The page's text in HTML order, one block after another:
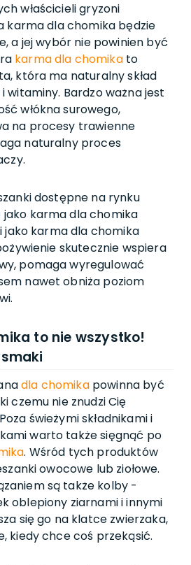
właścicieli gryzoni
karma dla chomika będzie
a jej wybór nie powinien być
karma dla chomikato
która ma naturalny skład
witaminy. Bardzo ważna jest
włókna surowego,
na procesy trawienne
naturalny proces
dostępne na rynku
karma dla chomika
jako karma dla chomika
skutecznie wspiera
pomaga wyregulować
nawet obniża poziom
to nie wszystko!
dla chomikapowinna być
czemu nie znudzi Cię
świeżymi składnikami i
warto także sięgnąć po
. Wśród tych produktów
owocowe lub ziołowe.
są także kolby -
oblepiony ziarnami i innymi
się go na klatce zwierzaka,
kiedy chce coś przekąsić.